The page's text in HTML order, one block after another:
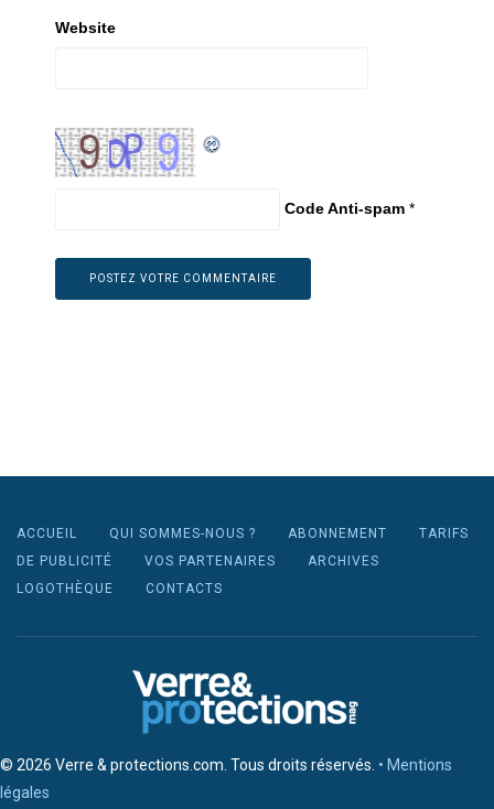
Website
Code Anti-spam *
ACCUEIL QUI SOMMES-NOUS ? ABONNEMENT
TARIFS
DE PUBLICITÉ
VOS PARTENAIRES
ARCHIVES
LOGOTHÈQUE
CONTACTS
© 2026 Verre & protections.com. Tous droits réservés. • Mentions
légales